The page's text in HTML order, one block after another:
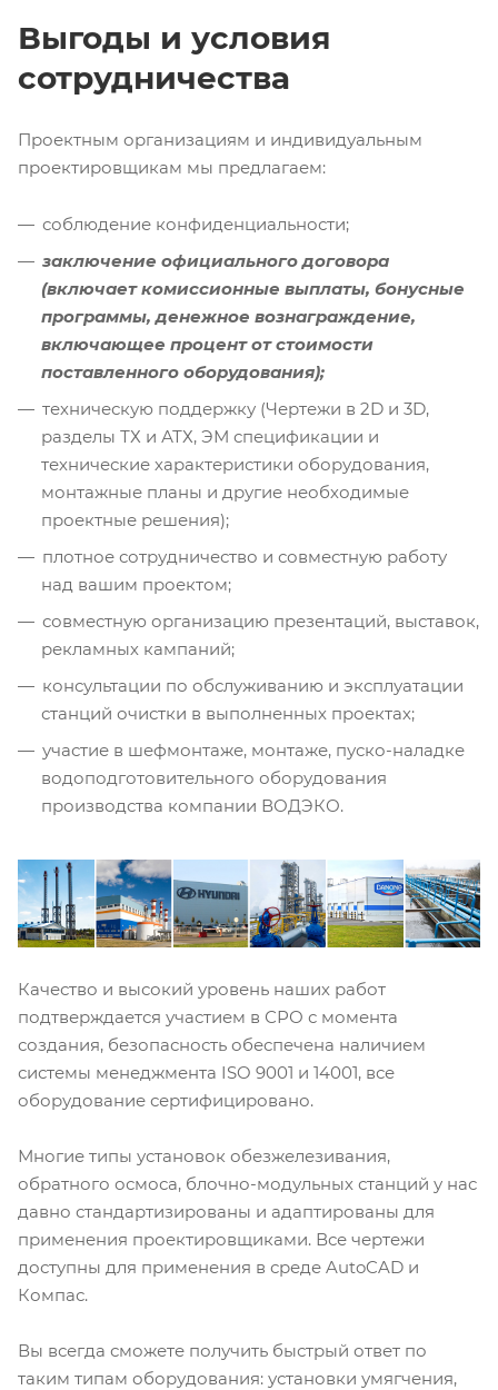
Выгоды и условия
сотрудничества
Проектным организациям и индивидуальным
проектировщикам мы предлагаем:
соблюдение конфиденциальности;
заключение официального договора
(включает комиссионные выплаты, бонусные
программы, денежное вознаграждение,
включающее процент от стоимости
поставленного оборудования);
техническую поддержку (Чертежи в 2D и 3D,
разделы ТХ и АТХ, ЭМ спецификации и
технические характеристики оборудования,
монтажные планы и другие необходимые
проектные решения);
плотное сотрудничество и совместную работу
над вашим проектом;
совместную организацию презентаций, выставок,
рекламных кампаний;
консультации по обслуживанию и эксплуатации
станций очистки в выполненных проектах;
участие в шефмонтаже, монтаже, пуско-наладке
водоподготовительного оборудования
производства компании ВОДЭКО.
Качество и высокий уровень наших работ
подтверждается участием в СРО с момента
создания, безопасность обеспечена наличием
системы менеджмента ISO 9001 и 14001, все
оборудование сертифицировано.
Многие типы установок обезжелезивания,
обратного осмоса, блочно-модульных станций у нас
давно стандартизированы и адаптированы для
применения проектировщиками. Все чертежи
доступны для применения в среде AutoCAD и
Компас.
Вы всегда сможете получить быстрый ответ по
таким типам оборудования: установки умягчения,